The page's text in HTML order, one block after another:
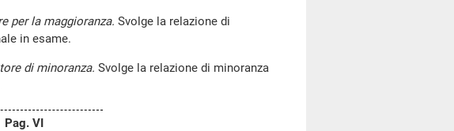
per la maggioranza. Svolge la relazione di
in esame.
di minoranza. Svolge la relazione di minoranza
Pag. VI